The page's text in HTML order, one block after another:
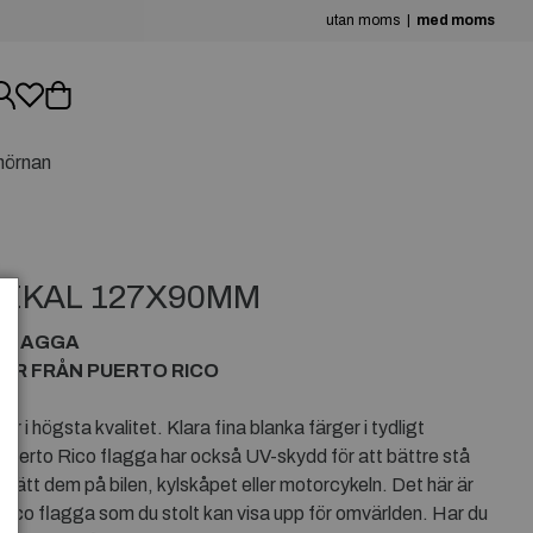
utan moms med moms
127X90MM
FRÅN PUERTO RICO
i högsta kvalitet. Klara fina blanka färger i tydligt
Rico flagga har också UV-skydd för att bättre stå
Sätt dem på bilen, kylskåpet eller motorcykeln. Det här är
flagga som du stolt kan visa upp för omvärlden. Har du